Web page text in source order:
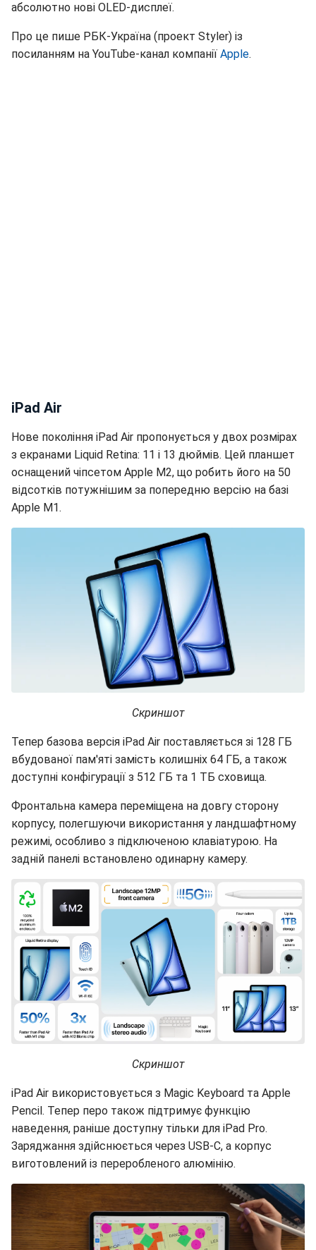
абсолютно нові OLED-дисплеї.
Про це пише РБК-Україна (проект Styler) із
посиланням на YouTube-канал компанії Apple.
iPad Air
Нове покоління iPad Air пропонується у двох розмірах
з екранами Liquid Retina: 11 і 13 дюймів. Цей планшет
оснащений чіпсетом Apple M2, що робить його на 50
відсотків потужнішим за попередню версію на базі
Apple M1.
Скриншот
Тепер базова версія iPad Air поставляється зі 128 ГБ
вбудованої пам'яті замість колишніх 64 ГБ, а також
доступні конфігурації з 512 ГБ та 1 ТБ сховища.
Фронтальна камера переміщена на довгу сторону
корпусу, полегшуючи використання у ландшафтному
режимі, особливо з підключеною клавіатурою. На
задній панелі встановлено одинарну камеру.
Скриншот
iPad Air використовується з Magic Keyboard та Apple
Pencil. Тепер перо також підтримує функцію
наведення, раніше доступну тільки для iPad Pro.
Заряджання здійснюється через USB-C, а корпус
виготовлений із переробленого алюмінію.